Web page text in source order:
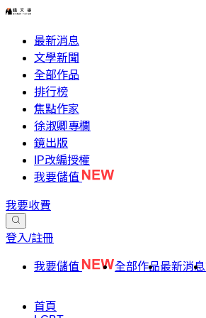
最新消息
文學新聞
全部作品
排行榜
焦點作家
徐淑卿專欄
鏡出版
IP改編授權
我要儲值
我要收費
登入/註冊
我要儲值 全部作品最新消息
首頁